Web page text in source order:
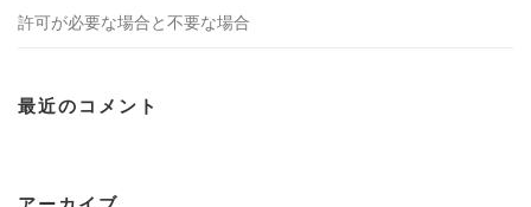
許可が必要な場合と不要な場合
最近のコメント